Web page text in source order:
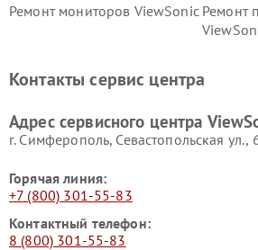
Ремонт мониторов ViewSonic Ремонт
Контакты сервис центра
Адрес сервисного центра
г. Симферополь, Севастопольская ул.,
Горячая линия:
+7 (800) 301-55-83
Контактный телефон:
8 (800) 301-55-83